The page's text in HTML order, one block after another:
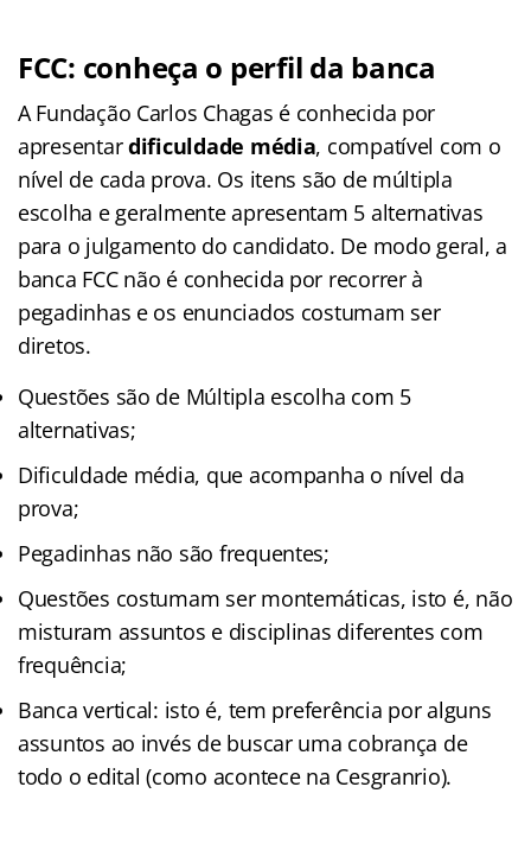
FCC: conheça o perfil da banca
A Fundação Carlos Chagas é conhecida por
apresentardificuldade média, compatível com o
nível de cada prova. Os itens são de múltipla
escolha e geralmente apresentam 5 alternativas
para o julgamento do candidato. De modo geral, a
banca FCC não é conhecida por recorrer à
pegadinhas e os enunciados costumam ser
diretos.
Questões são de Múltipla escolha com 5
alternativas;
Dificuldade média, que acompanha o nível da
prova;
Pegadinhas não são frequentes;
Questões costumam ser montemáticas, isto é, não
misturam assuntos e disciplinas diferentes com
frequência;
Banca vertical: isto é, tem preferência por alguns
assuntos ao invés de buscar uma cobrança de
todo o edital (como acontece na Cesgranrio).